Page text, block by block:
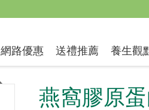
燕窩膠原
網路優惠 送禮推薦 養生觀